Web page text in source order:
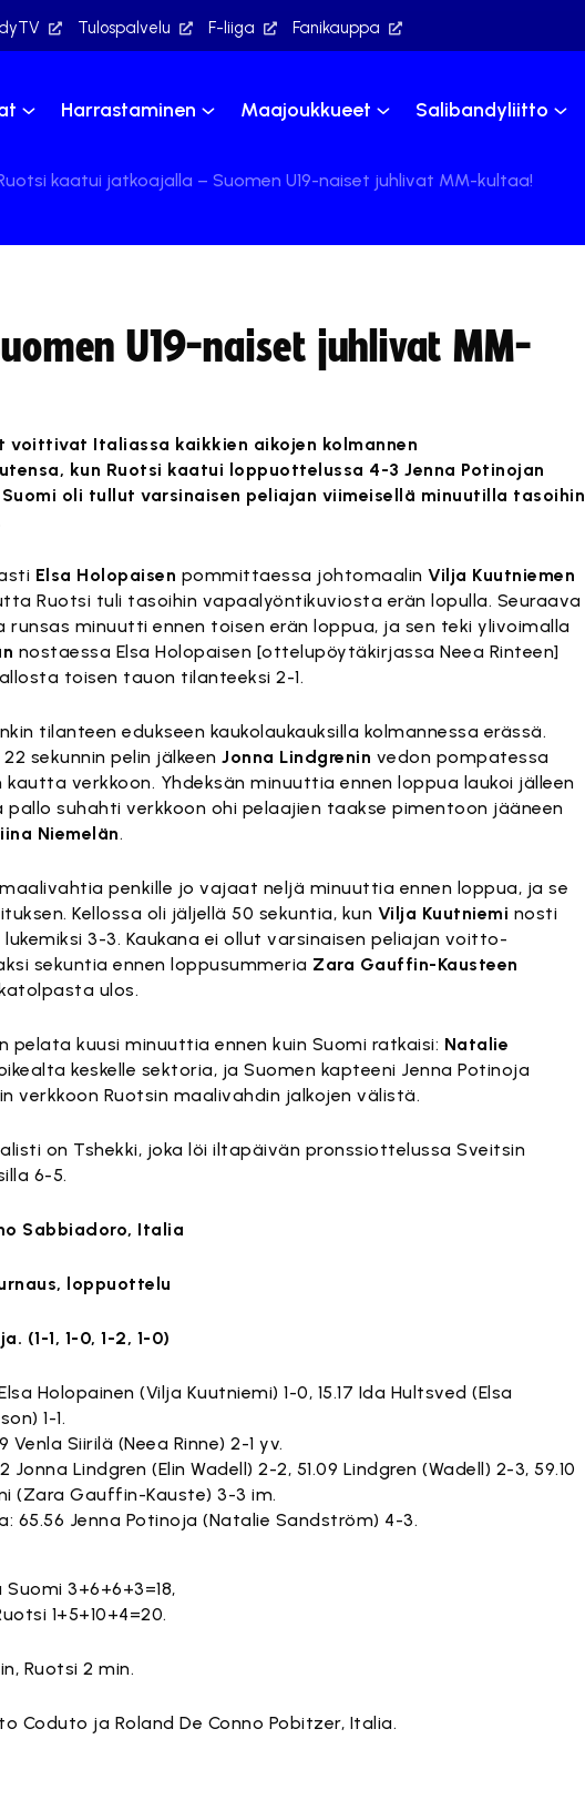
Tulospalvelu F-liiga Fanikauppa
Harrastaminen Maajoukkueet Salibandyliitto
kaatui jatkoajalla – Suomen U19-naiset juhlivat MM-kultaa!
U19-naiset juhlivat MM-
voittivat Italiassa kaikkien aikojen kolmannen
kun Ruotsi kaatui loppuottelussa 4-3 Jenna Potinojan
oli tullut varsinaisen peliajan viimeisellä minuutilla tasoihin
Elsa Holopaisen pommittaessa johtomaalinVilja Kuutniemen
Ruotsi tuli tasoihin vapaalyöntikuviosta erän lopulla. Seuraava
minuutti ennen toisen erän loppua, ja sen teki ylivoimalla
nostaessa Elsa Holopaisen [ottelupöytäkirjassa Neea Rinteen]
toisen tauon tilanteeksi 2-1.
tilanteen edukseen kaukolaukauksilla kolmannessa erässä.
sekunnin pelin jälkeenJonna Lindgrenin vedon pompatessa
verkkoon. Yhdeksän minuuttia ennen loppua laukoi jälleen
pallo suhahti verkkoon ohi pelaajien taakse pimentoon jääneen
Niemelän.
penkille jo vajaat neljä minuuttia ennen loppua, ja se
Kellossa oli jäljellä 50 sekuntia, kun Vilja Kuutniemi nosti
3-3. Kaukana ei ollut varsinaisen peliajan voitto-
sekuntia ennen loppusummeria Zara Gauffin-Kausteen
ulos.
pelata kuusi minuuttia ennen kuin Suomi ratkaisi: Natalie
keskelle sektoria, ja Suomen kapteeni Jenna Potinoja
verkkoon Ruotsin maalivahdin jalkojen välistä.
on Tshekki, joka löi iltapäivän pronssiottelussa Sveitsin
6-5.
Sabbiadoro, Italia
loppuottelu
(1-1, 1-0, 1-2, 1-0)
Holopainen (Vilja Kuutniemi) 1-0, 15.17 Ida Hultsved (Elsa
1-1.
Venla Siirilä (Neea Rinne) 2-1 yv.
Jonna Lindgren (Elin Wadell) 2-2, 51.09 Lindgren (Wadell) 2-3, 59.10
(Zara Gauffin-Kauste) 3-3 im.
65.56 Jenna Potinoja (Natalie Sandström) 4-3.
3+6+6+3=18,
1+5+10+4=20.
Ruotsi 2 min.
Coduto ja Roland De Conno Pobitzer, Italia.